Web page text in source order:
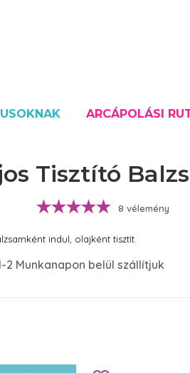
ARCÁPOLÁSI
Tisztító
8 vélemény
indul, olajként tisztít.
2 Munkanapon belül szállítjuk